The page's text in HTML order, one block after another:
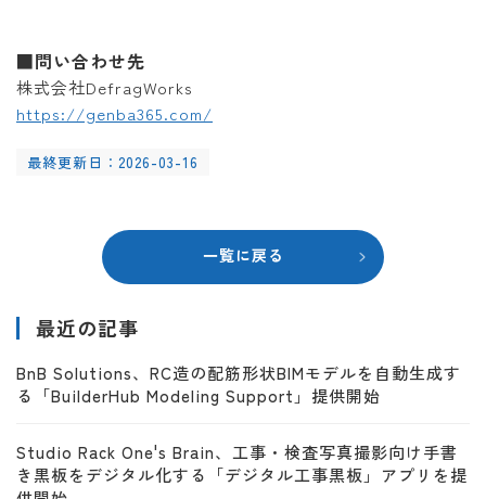
■問い合わせ先
株式会社DefragWorks
https://genba365.com/
最終更新日：2026-03-16
一覧に戻る
最近の記事
BnB Solutions、RC造の配筋形状BIMモデルを自動生成す
る「BuilderHub Modeling Support」提供開始
Studio Rack One's Brain、工事・検査写真撮影向け手書
き黒板をデジタル化する「デジタル工事黒板」アプリを提